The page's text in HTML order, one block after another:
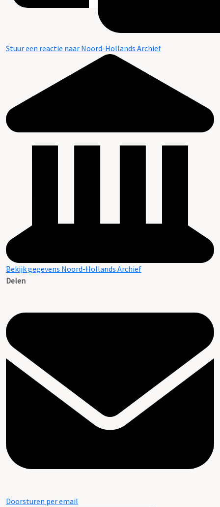
Stuur een reactie naar Noord-Hollands Archief
Bekijk gegevens Noord-Hollands Archief
Delen
Doorsturen per email